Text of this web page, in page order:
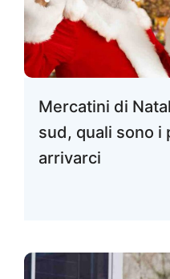
Mercatini di
sud, quali sono i
arrivarci